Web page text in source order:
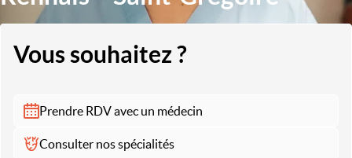
Vous souhaitez ?
Prendre RDV avec un médecin
Consulter nos spécialités